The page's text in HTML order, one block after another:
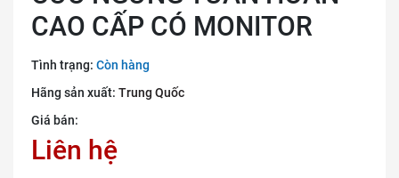
CAO CẤP CÓ MONITOR
Tình trạng: Còn hàng
Hãng sản xuất: Trung Quốc
Giá bán:
Liên hệ